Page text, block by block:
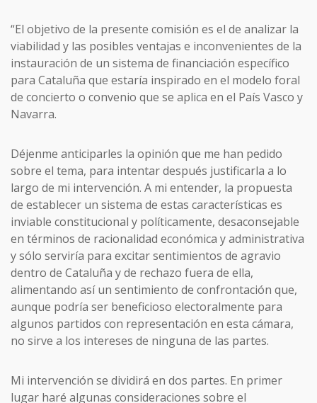
“El objetivo de la presente comisión es el de analizar la
viabilidad y las posibles ventajas e inconvenientes de la
instauración de un sistema de financiación específico
para Cataluña que estaría inspirado en el modelo foral
de concierto o convenio que se aplica en el País Vasco y
Navarra.
Déjenme anticiparles la opinión que me han pedido
sobre el tema, para intentar después justificarla a lo
largo de mi intervención. A mi entender, la propuesta
de establecer un sistema de estas características es
inviable constitucional y políticamente, desaconsejable
en términos de racionalidad económica y administrativa
y sólo serviría para excitar sentimientos de agravio
dentro de Cataluña y de rechazo fuera de ella,
alimentando así un sentimiento de confrontación que,
aunque podría ser beneficioso electoralmente para
algunos partidos con representación en esta cámara,
no sirve a los intereses de ninguna de las partes.
Mi intervención se dividirá en dos partes. En primer
lugar haré algunas consideraciones sobre el